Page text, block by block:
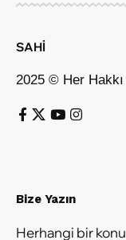
SAHİ
2025 © Her
Bize Yazın
Herhangi bir